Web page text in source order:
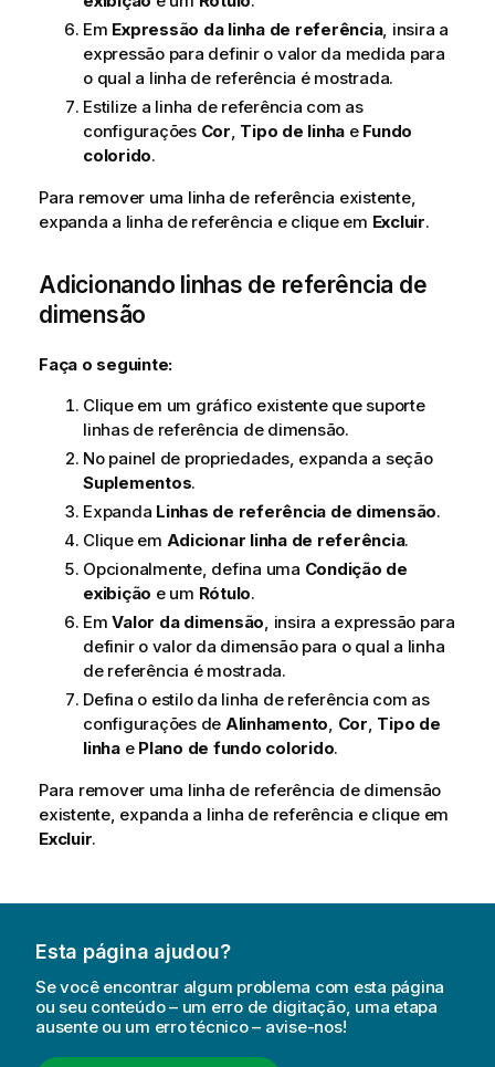
Em Expressão da linha de referência, insira a
expressão para definir o valor da medida para
o qual a linha de referência é mostrada.
Estilize a linha de referência com as
configurações Cor, Tipo de linha e Fundo
colorido.
Para remover uma linha de referência existente,
expanda a linha de referência e clique em Excluir.
Adicionando linhas de referência de
dimensão
Faça o seguinte:
Clique em um gráfico existente que suporte
linhas de referência de dimensão.
No painel de propriedades, expanda a seção
Suplementos.
Expanda Linhas de referência de dimensão.
Clique em Adicionar linha de referência.
Opcionalmente, defina uma Condição de
exibição e um Rótulo.
EmValor da dimensão, insira a expressão para
definir o valor da dimensão para o qual a linha
de referência é mostrada.
Defina o estilo da linha de referência com as
configurações de Alinhamento, Cor, Tipo de
linhae Plano de fundo colorido.
Para remover uma linha de referência de dimensão
existente, expanda a linha de referência e clique em
Excluir.
Esta página ajudou?
Se você encontrar algum problema com esta página
ou seu conteúdo – um erro de digitação, uma etapa
ausente ou um erro técnico – avise-nos!